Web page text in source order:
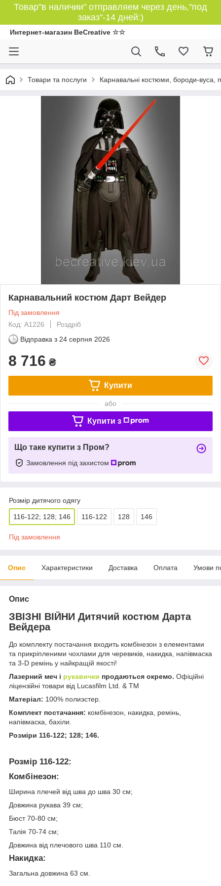
Товар"в наличии" отправляем через день,"под
заказ"-14 дней:)
Интернет-магазин BeCreative ☆☆
Товари та послуги Карнавальні костюми, бороди-вуса,
Карнавальний костюм Дарт Вейдер
Під замовлення
Код: A1226
Роздріб
Відправка з 24 серпня 2026
8 716 ₴
Купити
або
Купити з
Що таке купити з Пром?
Замовлення під захистом
Розмір дитячого одягу
116-122; 128; 146 116-122 128 146
Під замовлення
Опис Характеристики Доставка Оплата Умови
Опис
ЗВІЗНІ ВІЙНИ Дитячий костюм Дарта
Вейдера
До комплекту постачання входить комбінезон з елементами
та прикріпленими чохлами для черевиків, накидка, напівмаска
та 3-D ремінь у найкращій якості!
Лазерний меч і рукавички продаються окремо. Офіційні
ліцензійні товари від Lucasfilm Ltd. & TM
Матеріал: 100% полиэстер.
Комплект постачання: комбінезон, накидка, ремінь,
напівмаска, бахіли.
Розміри 116-122; 128; 146.
Розмір 116-122:
Комбінезон:
Ширина плечей від шва до шва 30 см;
Довжина рукава 39 см;
Бюст 70-80 см;
Талія 70-74 см;
Довжина від плечового шва 110 см.
Накидка:
Загальна довжина 63 см.